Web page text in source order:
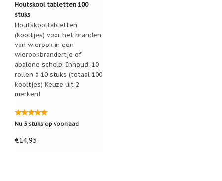
Houtskool tabletten 100
stuks
Houtskooltabletten
(kooltjes) voor het branden
van wierook in een
wierookbrandertje of
abalone schelp. Inhoud: 10
rollen à 10 stuks (totaal 100
kooltjes) Keuze uit 2
merken!
Nu 5 stuks op voorraad
€14,95